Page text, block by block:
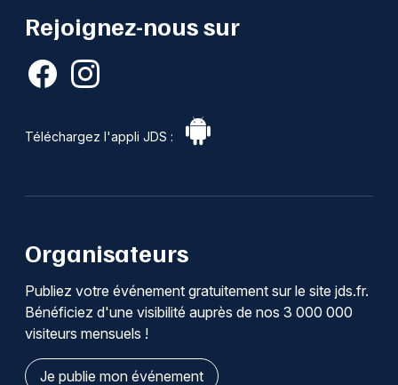
Rejoignez-nous sur
Téléchargez l'appli JDS :
Organisateurs
Publiez votre événement gratuitement sur le site jds.fr.
Bénéficiez d'une visibilité auprès de nos 3 000 000
visiteurs mensuels !
Je publie mon événement